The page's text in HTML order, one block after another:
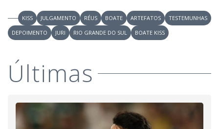
KISS JULGAMENTO RÉUS BOATE ARTEFATOS
TESTEMUNHAS
DEPOIMENTO
JURI RIO GRANDE DO SUL BOATE KISS
Últimas